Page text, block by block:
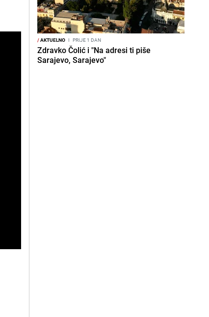
/AKTUELNO I PRIJE 1 DAN
Zdravko Čolić i "Na adresi ti piše
Sarajevo, Sarajevo"